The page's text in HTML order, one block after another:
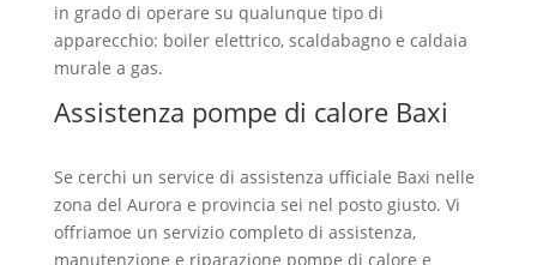
in grado di operare su qualunque tipo di
apparecchio: boiler elettrico, scaldabagno e caldaia
murale a gas.
Assistenza pompe di calore Baxi
Se cerchi un service di assistenza ufficiale Baxi nelle
zona del Aurora e provincia sei nel posto giusto. Vi
offriamoe un servizio completo di assistenza,
manutenzione e riparazione pompe di calore e